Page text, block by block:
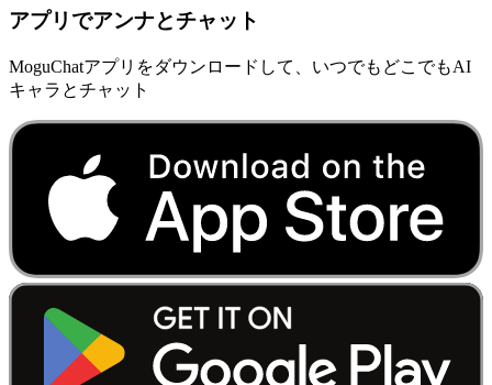
アプリでアンナとチャット
MoguChatアプリをダウンロードして、いつでもどこでもAI
キャラとチャット